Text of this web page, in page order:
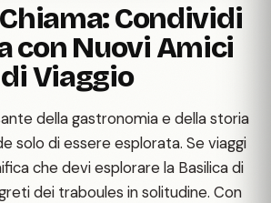
Condividi
con Nuovi Amici
di Viaggio
della gastronomia e della storia
solo di essere esplorata. Se viaggi
che devi esplorare la Basilica di
dei traboules in solitudine. Con